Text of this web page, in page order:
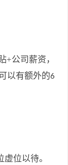
+公司薪资，
以有额外的6
位以待。